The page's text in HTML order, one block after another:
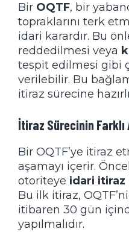
Bir OQTF, bir
topraklarını terk
idari karardır. Bu
reddedilmesi veya
tespit edilmesi gibi
verilebilir. Bu
itiraz sürecine
İtiraz Sürecinin Farklı
Bir OQTF’ye itiraz
aşamayı içerir.
otoriteye idari itiraz
Bu ilk itiraz,
itibaren 30 gün
yapılmalıdır.